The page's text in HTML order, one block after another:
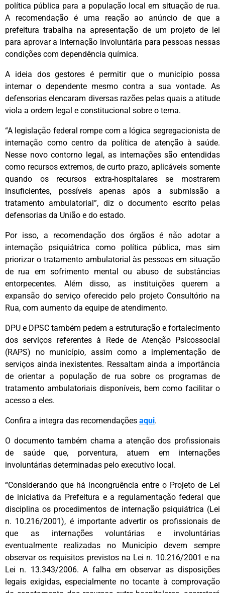
política pública para a população local em situação de rua.
A recomendação é uma reação ao anúncio de que a
prefeitura trabalha na apresentação de um projeto de lei
para aprovar a internação involuntária para pessoas nessas
condições com dependência química.
A ideia dos gestores é permitir que o município possa
internar o dependente mesmo contra a sua vontade. As
defensorias elencaram diversas razões pelas quais a atitude
viola a ordem legal e constitucional sobre o tema.
“A legislação federal rompe com a lógica segregacionista de
internação como centro da política de atenção à saúde.
Nesse novo contorno legal, as internações são entendidas
como recursos extremos, de curto prazo, aplicáveis somente
quando os recursos extra-hospitalares se mostrarem
insuficientes, possíveis apenas após a submissão a
tratamento ambulatorial”, diz o documento escrito pelas
defensorias da União e do estado.
Por isso, a recomendação dos órgãos é não adotar a
internação psiquiátrica como política pública, mas sim
priorizar o tratamento ambulatorial às pessoas em situação
de rua em sofrimento mental ou abuso de substâncias
entorpecentes. Além disso, as instituições querem a
expansão do serviço oferecido pelo projeto Consultório na
Rua, com aumento da equipe de atendimento.
DPU e DPSC também pedem a estruturação e fortalecimento
dos serviços referentes à Rede de Atenção Psicossocial
(RAPS) no município, assim como a implementação de
serviços ainda inexistentes. Ressaltam ainda a importância
de orientar a população de rua sobre os programas de
tratamento ambulatoriais disponíveis, bem como facilitar o
acesso a eles.
Confira a integra das recomendações aqui.
O documento também chama a atenção dos profissionais
de saúde que, porventura, atuem em internações
involuntárias determinadas pelo executivo local.
“Considerando que há incongruência entre o Projeto de Lei
de iniciativa da Prefeitura e a regulamentação federal que
disciplina os procedimentos de internação psiquiátrica (Lei
n. 10.216/2001), é importante advertir os profissionais de
que as internações voluntárias e involuntárias
eventualmente realizadas no Município devem sempre
observar os requisitos previstos na Lei n. 10.216/2001 e na
Lei n. 13.343/2006. A falha em observar as disposições
legais exigidas, especialmente no tocante à comprovação